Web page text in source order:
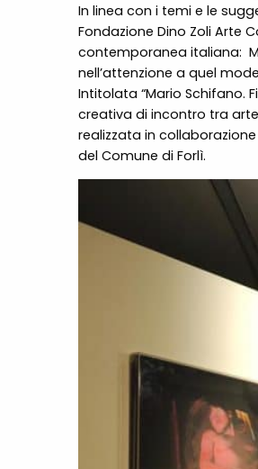
In linea con i temi e le
Fondazione Dino Zoli Arte
contemporanea italiana:
nell’attenzione a quel
Intitolata “Mario Schifano.
creativa di incontro tra
realizzata in
del Comune di Forlì.